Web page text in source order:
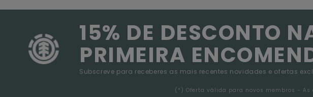
15% DE DESCONTO
PRIMEIRA
Subscreve para receberes as mais recentes novidades e ofertas
(*) Oferta válida para novos membros -